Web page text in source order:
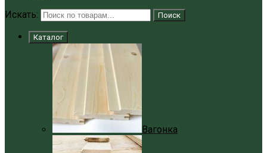
Искать:
Поиск
Каталог
Вагонка